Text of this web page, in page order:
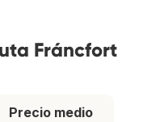
Fráncfort
Precio medio